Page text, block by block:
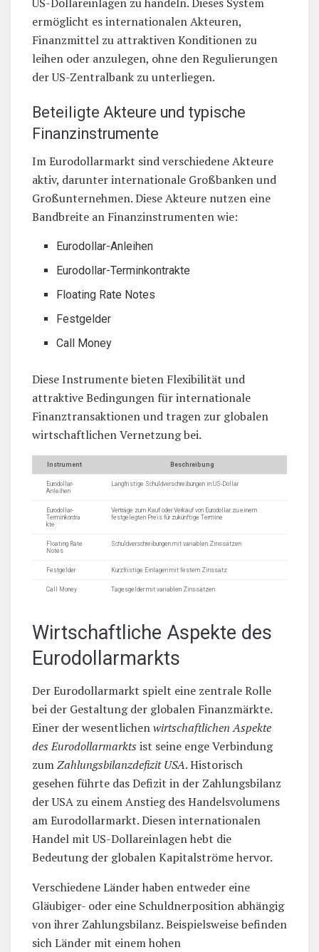
ermöglicht es internationalen Akteuren,
Finanzmittel zu attraktiven Konditionen zu
leihen oder anzulegen, ohne den Regulierungen
der US-Zentralbank zu unterliegen.
Beteiligte Akteure und typische
Finanzinstrumente
Im Eurodollarmarkt sind verschiedene Akteure
aktiv, darunter internationale Großbanken und
Großunternehmen. Diese Akteure nutzen eine
Bandbreite an Finanzinstrumenten wie:
Eurodollar-Anleihen
Eurodollar-Terminkontrakte
Floating Rate Notes
Festgelder
Call Money
Diese Instrumente bieten Flexibilität und
attraktive Bedingungen für internationale
Finanztransaktionen und tragen zur globalen
wirtschaftlichen Vernetzung bei.
Instrument Beschreibung
Eurodollar-
Anleihen
Langfristige Schuldverschreibungen in US-Dollar
Eurodollar-
Terminkontra
kte
Verträge zum Kauf oder Verkauf von Eurodollar zu einem
festgelegten Preis für zukünftige Termine
Floating Rate
Notes
Schuldverschreibungen mit variablen Zinssätzen
Festgelder Kurzfristige Einlagen mit festem Zinssatz
Call Money Tagesgelder mit variablen Zinssätzen
Wirtschaftliche Aspekte des
Eurodollarmarkts
Der Eurodollarmarkt spielt eine zentrale Rolle
bei der Gestaltung der globalen Finanzmärkte.
Einer der wesentlichenwirtschaftlichen Aspekte
des Eurodollarmarkts ist seine enge Verbindung
zumZahlungsbilanzdefizit USA. Historisch
gesehen führte das Defizit in der Zahlungsbilanz
der USA zu einem Anstieg des Handelsvolumens
am Eurodollarmarkt. Diesen internationalen
Handel mit US-Dollareinlagen hebt die
Bedeutung der globalen Kapitalströme hervor.
Verschiedene Länder haben entweder eine
Gläubiger- oder eine Schuldnerposition abhängig
von ihrer Zahlungsbilanz. Beispielsweise befinden
sich Länder mit einem hohen